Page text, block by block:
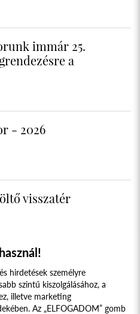
immár 25.
a
- 2026
visszatér
hirdetések személyre
szintű kiszolgálásához, a
illetve marketing
Az „ELFOGADOM” gomb